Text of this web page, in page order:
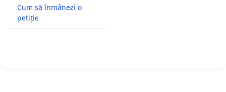
Cum să înmânezi o
petiție